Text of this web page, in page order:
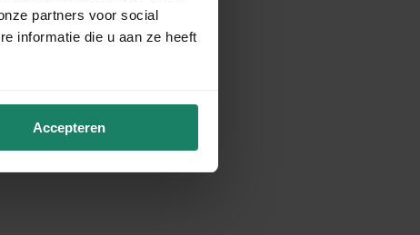
partners voor social
informatie die u aan ze heeft
Accepteren